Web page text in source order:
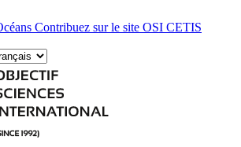
Contribuez sur le site OSI CETIS